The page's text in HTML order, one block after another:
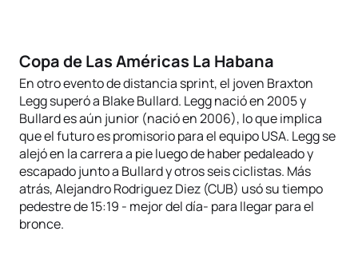
Copa de Las Américas La Habana
En otro evento de distancia sprint, el joven Braxton
Legg superó a Blake Bullard. Legg nació en 2005 y
Bullard es aún junior (nació en 2006), lo que implica
que el futuro es promisorio para el equipo USA. Legg se
alejó en la carrera a pie luego de haber pedaleado y
escapado junto a Bullard y otros seis ciclistas. Más
atrás, Alejandro Rodriguez Diez (CUB) usó su tiempo
pedestre de 15:19 - mejor del día- para llegar para el
bronce.